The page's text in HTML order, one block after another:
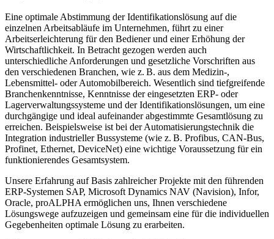
Eine optimale Abstimmung der Identifikationslösung auf die
einzelnen Arbeitsabläufe im Unternehmen, führt zu einer
Arbeitserleichterung für den Bediener und einer Erhöhung der
Wirtschaftlichkeit. In Betracht gezogen werden auch
unterschiedliche Anforderungen und gesetzliche Vorschriften aus
den verschiedenen Branchen, wie z. B. aus dem Medizin-,
Lebensmittel- oder Automobilbereich. Wesentlich sind tiefgreifende
Branchenkenntnisse, Kenntnisse der eingesetzten ERP- oder
Lagerverwaltungssysteme und der Identifikationslösungen, um eine
durchgängige und ideal aufeinander abgestimmte Gesamtlösung zu
erreichen. Beispielsweise ist bei der Automatisierungstechnik die
Integration industrieller Bussysteme (wie z. B. Profibus, CAN-Bus,
Profi­net, Ethernet, DeviceNet) eine wichtige Voraussetzung für ein
funktionierendes Gesamtsystem.
Unsere Erfahrung auf Basis zahlreicher Projekte mit den führenden
ERP-Systemen SAP, Microsoft Dynamics NAV (Navision), Infor,
Oracle, proALPHA ermöglichen uns, Ihnen verschiedene
Lösungswege aufzuzeigen und gemeinsam eine für die individuellen
Gegebenheiten optimale Lösung zu erarbeiten.